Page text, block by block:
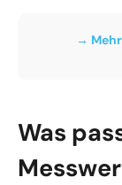
→
Was